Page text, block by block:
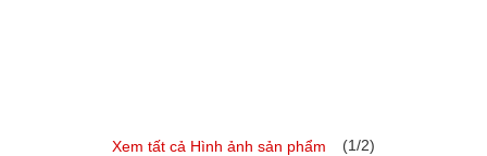
Xem tất cả Hình ảnh sản phẩm (1/2)